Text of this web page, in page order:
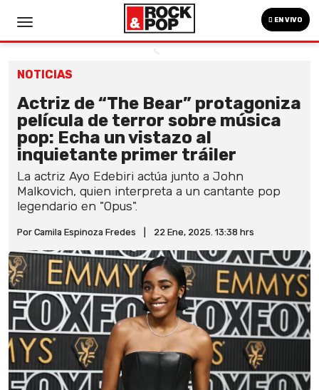
EN VIVO
NOTICIAS
Actriz de “The Bear” protagoniza
película de terror sobre música
pop: Echa un vistazo al
inquietante primer tráiler
La actriz Ayo Edebiri actúa junto a John
Malkovich, quien interpreta a un cantante pop
legendario en "Opus".
Por Camila Espinoza Fredes 22 Ene, 2025. 13:38 hrs